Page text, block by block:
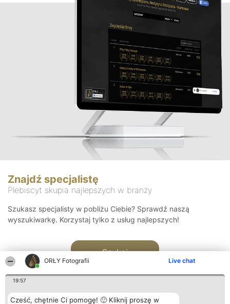
ORŁY Fotografii Live chat
19:57
Cześć, chętnie Ci pomogę! 🙂 Kliknij proszę w
Znajdź specjalistę
Plebiscyt skupia najlepszych w branży
Szukasz specjalisty w pobliżu Ciebie? Sprawdź naszą
wyszukiwarkę. Korzystaj tylko z usług najlepszych!
Szukaj